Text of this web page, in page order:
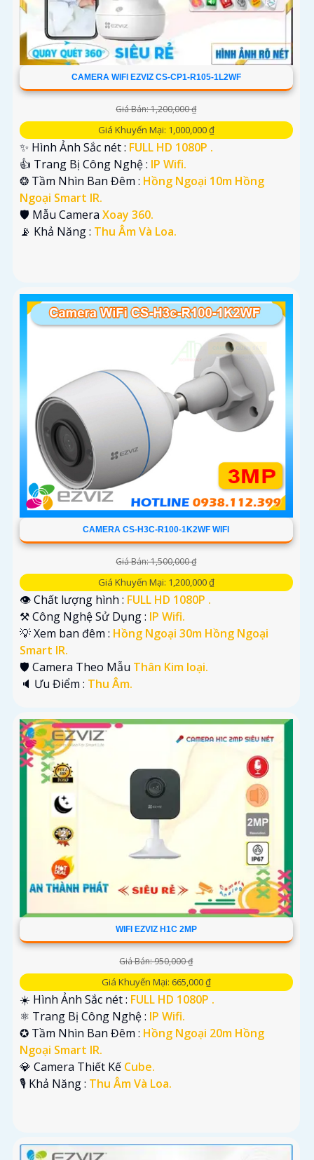
CAMERA WIFI EZVIZ CS-CP1-R105-1L2WF
Giá Bán: 1,200,000 ₫
Giá Khuyến Mại: 1,000,000 ₫
✨ Hình Ảnh Sắc nét : FULL HD 1080P .
👍 Trang Bị Công Nghệ : IP Wifi.
❂ Tầm Nhìn Ban Đêm : Hồng Ngoại 10m Hồng
Ngoại Smart IR.
🛡 Mẫu Camera Xoay 360.
️📡 Khả Năng : Thu Âm Và Loa.
CAMERA CS-H3C-R100-1K2WF WIFI
Giá Bán: 1,500,000 ₫
Giá Khuyến Mại: 1,200,000 ₫
👁 Chất lượng hình : FULL HD 1080P .
⚒ Công Nghệ Sử Dụng : IP Wifi.
💡 Xem ban đêm : Hồng Ngoại 30m Hồng Ngoại
Smart IR.
🛡 Camera Theo Mẫu Thân Kim loại.
️🔈 Ưu Điểm : Thu Âm.
WIFI EZVIZ H1C 2MP
Giá Bán: 950,000 ₫
Giá Khuyến Mại: 665,000 ₫
☀️ Hình Ảnh Sắc nét : FULL HD 1080P .
⚛️ Trang Bị Công Nghệ : IP Wifi.
✪ Tầm Nhìn Ban Đêm : Hồng Ngoại 20m Hồng
Ngoại Smart IR.
💎 Camera Thiết Kế Cube.
️🎙 Khả Năng : Thu Âm Và Loa.